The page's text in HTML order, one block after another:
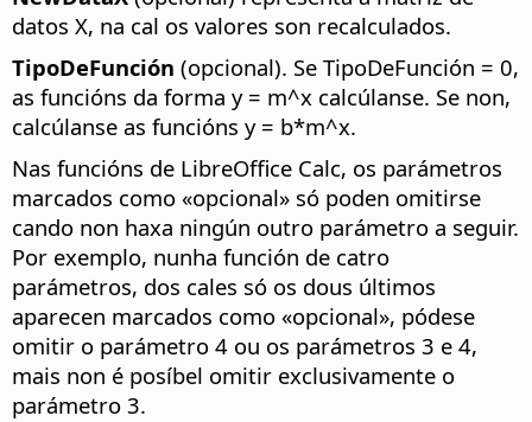
datos X, na cal os valores son recalculados.
TipoDeFunción (opcional). Se TipoDeFunción = 0,
as funcións da forma y = m^x calcúlanse. Se non,
calcúlanse as funcións y = b*m^x.
Nas funcións de LibreOffice Calc, os parámetros
marcados como «opcional» só poden omitirse
cando non haxa ningún outro parámetro a seguir.
Por exemplo, nunha función de catro
parámetros, dos cales só os dous últimos
aparecen marcados como «opcional», pódese
omitir o parámetro 4 ou os parámetros 3 e 4,
mais non é posíbel omitir exclusivamente o
parámetro 3.